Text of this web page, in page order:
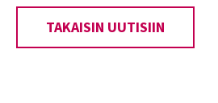
TAKAISIN UUTISIIN